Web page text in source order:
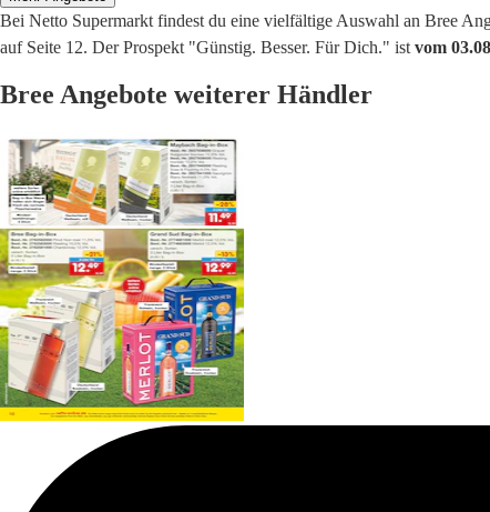
Bei Netto Supermarkt findest du eine vielfältige Auswahl an Bree
auf Seite 12. Der Prospekt "Günstig. Besser. Für Dich." ist vom
Bree Angebote weiterer Händler